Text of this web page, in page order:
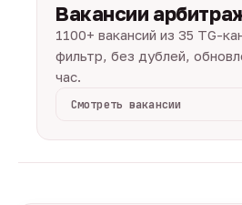
Вакансии
1100+ вакансий из 35 TG-
фильтр, без дублей,
час.
Смотреть вакансии